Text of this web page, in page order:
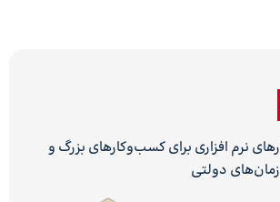
نرم افزاری برای کسب‌وکارهای بزرگ و